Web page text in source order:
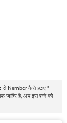
से Number कैसे हटाएं "
जाहिर है, आप इस पन्ने को